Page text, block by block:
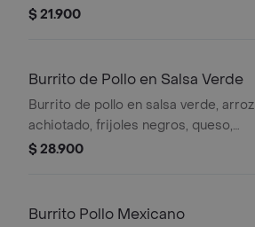
achiote, lechuga, queso y salsa verde.
$ 21.900
Burrito de Pollo en Salsa Verde
Burrito de pollo en salsa verde, arroz
achiotado, frijoles negros, queso,
guacamole, pico de gallo, lechuga y
$ 28.900
Burrito Pollo Mexicano